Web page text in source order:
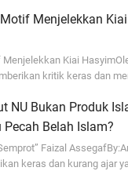
Menjelekkan
Kiai
kritik keras dan
NU Bukan Produk
Belah Islam?
Faizal
keras dan kurang ajar